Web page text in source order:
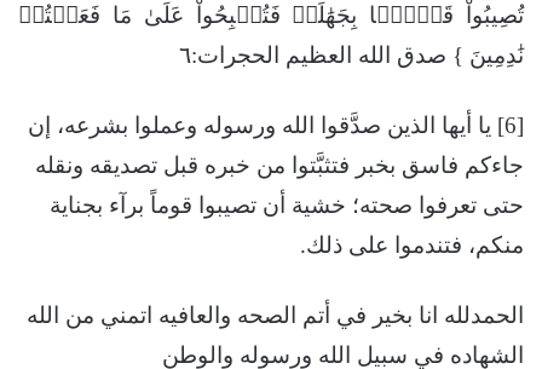
تُصِيبُواْ قَوۡمَۢا بِجَهَٰلَةٖ فَتُصۡبِحُواْ عَلَىٰ مَا فَعَلۡتُمۡ
نَٰدِمِينَ } صدق الله العظيم الحجرات:٦
[6] يا أيها الذين صدَّقوا الله ورسوله وعملوا بشرعه، إن
جاءكم فاسق بخبر فتثبَّتوا من خبره قبل تصديقه ونقله
حتى تعرفوا صحته؛ خشية أن تصيبوا قوماً برآء بجناية
منكم، فتندموا على ذلك.
الحمدلله انا بخير في أتم الصحه والعافيه اتمني من الله
الشهاده في سبيل الله ورسوله والوطن